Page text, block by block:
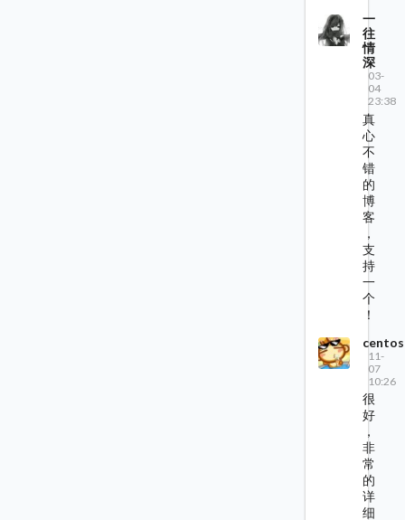
一
往
情
深
03-
04
23:38
真
心
不
错
的
博
客
，
支
持
一
个
！
centos
11-
07
10:26
很
好
，
非
常
的
详
细